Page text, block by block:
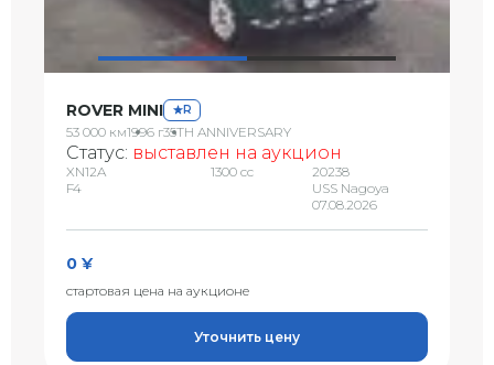
ROVER MINI R
53 000 км1996 г35TH ANNIVERSARY
Статус: выставлен на аукцион
XN12A
F4
1300 сс
20238
USS Nagoya
07.08.2026
0 ¥
стартовая цена на аукционе
Уточнить цену